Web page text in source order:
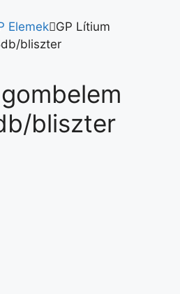
Elemek GP Lítium
bliszter
bliszter